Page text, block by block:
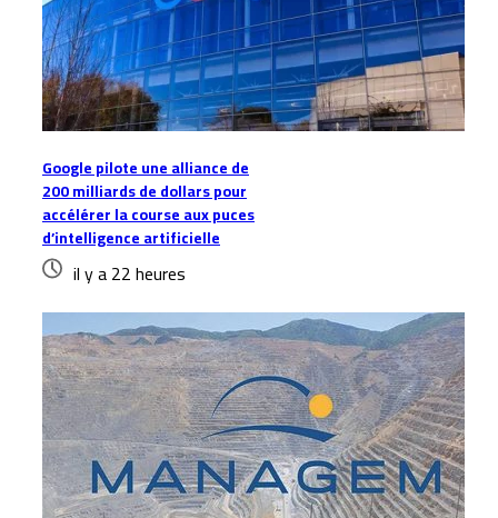
Google pilote une alliance de
200 milliards de dollars pour
accélérer la course aux puces
d’intelligence artificielle
il y a 22 heures